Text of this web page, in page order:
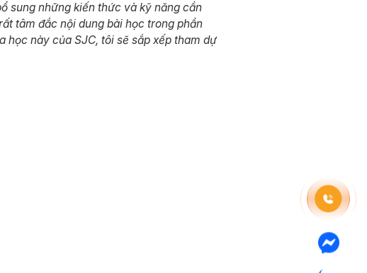
sung những kiến thức và kỹ năng cần
tâm đắc nội dung bài học trong phần
này của SJC, tôi sẽ sắp xếp tham dự